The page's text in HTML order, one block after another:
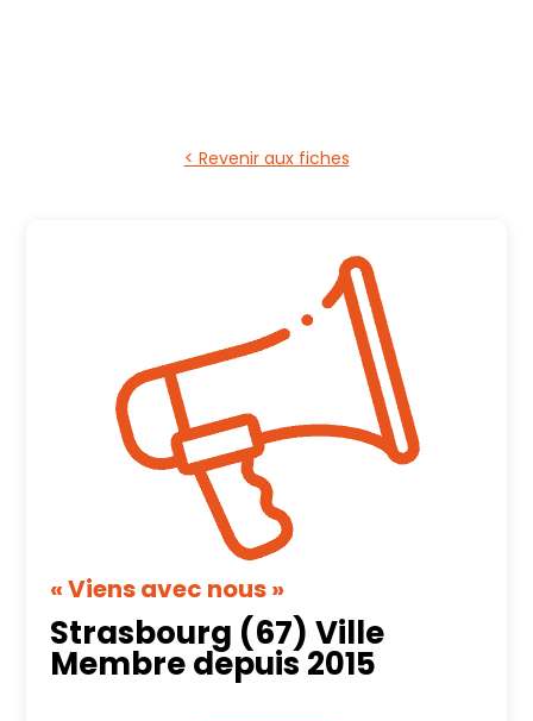
< Revenir aux fiches
« Viens avec nous »
Strasbourg (67) Ville
Membre depuis 2015